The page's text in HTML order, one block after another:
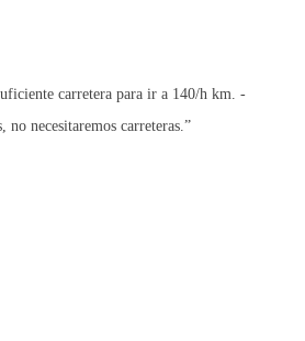
carretera para ir a 140/h km. -
no necesitaremos carreteras.”